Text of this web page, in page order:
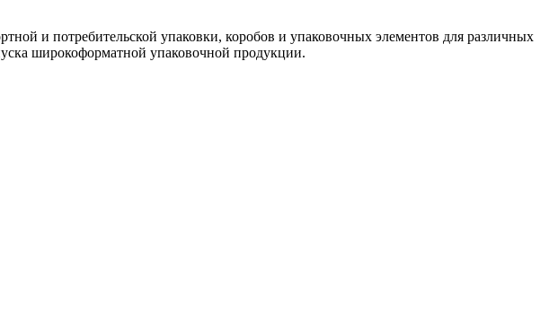
и потребительской упаковки, коробов и упаковочных элементов для различных
широкоформатной упаковочной продукции.